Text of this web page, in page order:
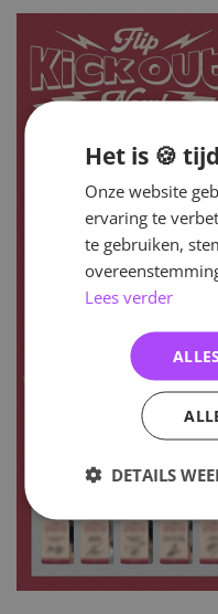
Het is 🍪 tijd
Onze website
ervaring te
te gebruiken,
Lees verder
DETAILS